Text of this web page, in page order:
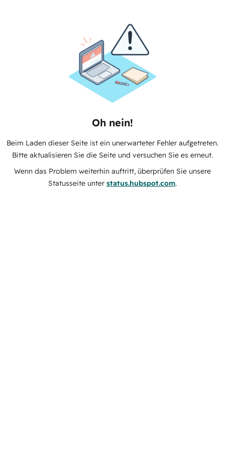
Oh nein!
Beim Laden dieser Seite ist ein unerwarteter Fehler aufgetreten.
Bitte aktualisieren Sie die Seite und versuchen Sie es erneut.
Wenn das Problem weiterhin auftritt, überprüfen Sie unsere
Statusseite unter status.hubspot.com.